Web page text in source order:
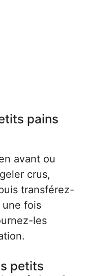
pains
avant ou
crus,
transférez-
une fois
les
petits